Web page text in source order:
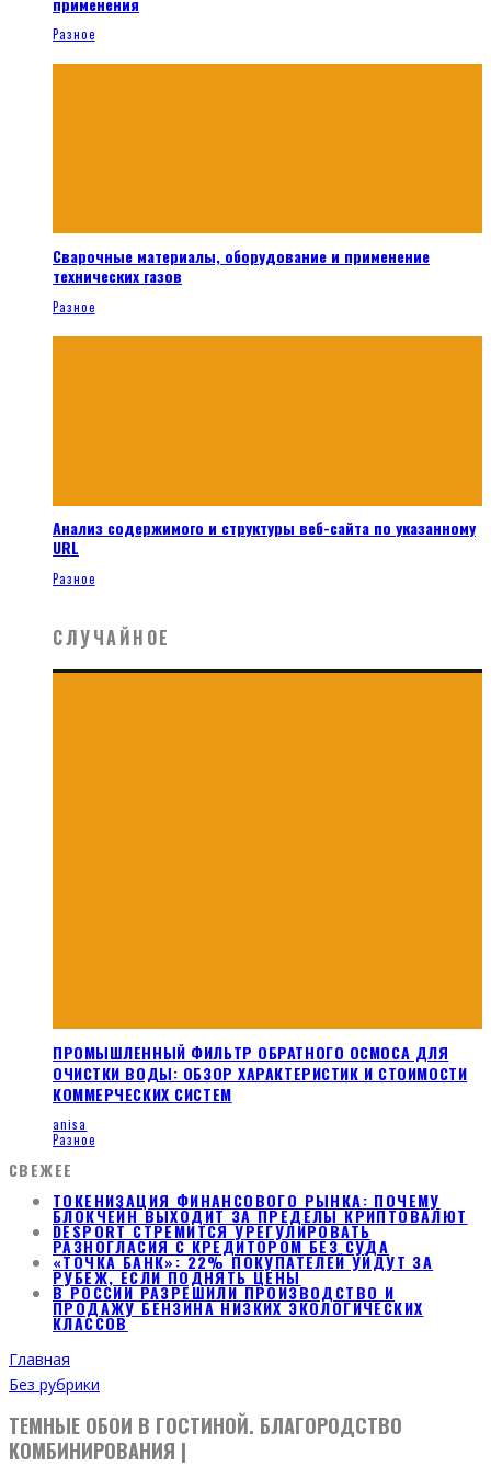
Разное
Сварочные материалы, оборудование и применение
технических газов
Разное
Анализ содержимого и структуры веб-сайта по указанному
URL
Разное
СЛУЧАЙНОЕ
ПРОМЫШЛЕННЫЙ ФИЛЬТР ОБРАТНОГО ОСМОСА ДЛЯ
ОЧИСТКИ ВОДЫ: ОБЗОР ХАРАКТЕРИСТИК И СТОИМОСТИ
КОММЕРЧЕСКИХ СИСТЕМ
anisa
Разное
СВЕЖЕЕ
ТОКЕНИЗАЦИЯ ФИНАНСОВОГО РЫНКА: ПОЧЕМУ
БЛОКЧЕЙН ВЫХОДИТ ЗА ПРЕДЕЛЫ КРИПТОВАЛЮТ
DESPORT СТРЕМИТСЯ УРЕГУЛИРОВАТЬ
РАЗНОГЛАСИЯ С КРЕДИТОРОМ БЕЗ СУДА
«ТОЧКА БАНК»: 22% ПОКУПАТЕЛЕЙ УЙДУТ ЗА
РУБЕЖ, ЕСЛИ ПОДНЯТЬ ЦЕНЫ
В РОССИИ РАЗРЕШИЛИ ПРОИЗВОДСТВО И
ПРОДАЖУ БЕНЗИНА НИЗКИХ ЭКОЛОГИЧЕСКИХ
КЛАССОВ
Главная
Без рубрики
ТЕМНЫЕ ОБОИ В ГОСТИНОЙ. БЛАГОРОДСТВО
КОМБИНИРОВАНИЯ |